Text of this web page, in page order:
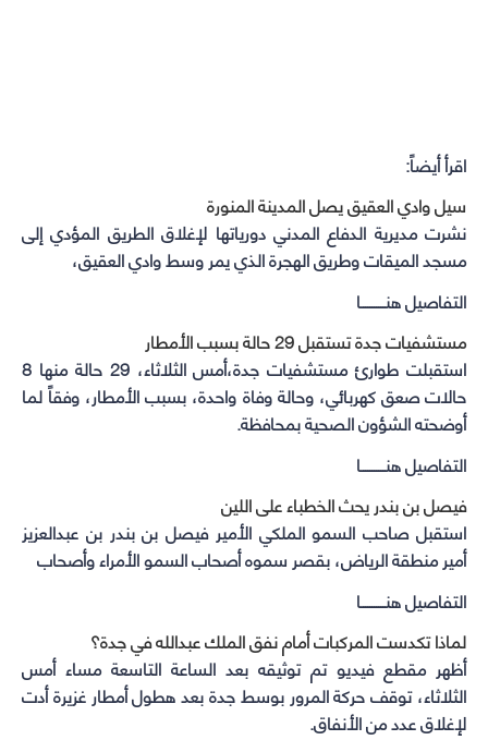
اقرأ أيضاً:
سيل وادي العقيق يصل المدينة المنورة
نشرت مديرية الدفاع المدني دورياتها لإغلاق الطريق المؤدي إلى
مسجد الميقات وطريق الهجرة الذي يمر وسط وادي العقيق،
التفاصيل هنـــــــــــا
مستشفيات جدة تستقبل 29 حالة بسبب الأمطار
استقبلت طوارئ مستشفيات جدة،أمس الثلاثاء، 29 حالة منها 8
حالات صعق كهربائي، وحالة وفاة واحدة، بسبب الأمطار، وفقاً لما
أوضحته الشؤون الصحية بمحافظة.
التفاصيل هنـــــــــــا
فيصل بن بندر يحث الخطباء على اللين
استقبل صاحب السمو الملكي الأمير فيصل بن بندر بن عبدالعزيز
أمير منطقة الرياض، بقصر سموه أصحاب السمو الأمراء وأصحاب
التفاصيل هنـــــــــــا
لماذا تكدست المركبات أمام نفق الملك عبدالله في جدة؟
أظهر مقطع فيديو تم توثيقه بعد الساعة التاسعة مساء أمس
الثلاثاء، توقف حركة المرور بوسط جدة بعد هطول أمطار غزيرة أدت
لإغلاق عدد من الأنفاق.